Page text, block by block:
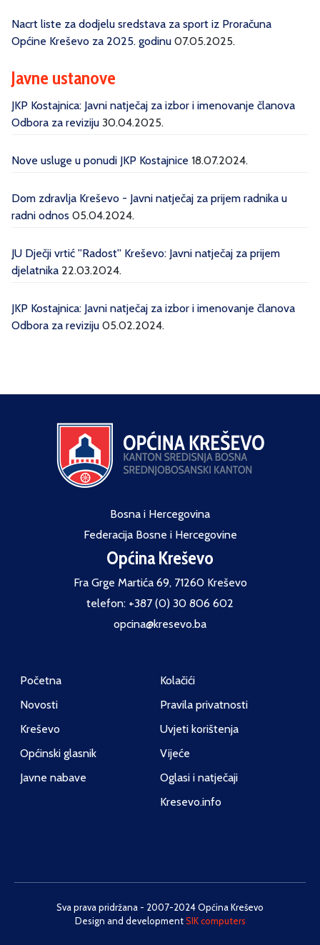
Nacrt liste za dodjelu sredstava za sport iz Proračuna
Općine Kreševo za 2025. godinu 07.05.2025.
Javne ustanove
JKP Kostajnica: Javni natječaj za izbor i imenovanje članova
Odbora za reviziju 30.04.2025.
Nove usluge u ponudi JKP Kostajnice 18.07.2024.
Dom zdravlja Kreševo - Javni natječaj za prijem radnika u
radni odnos 05.04.2024.
JU Dječji vrtić ''Radost'' Kreševo: Javni natječaj za prijem
djelatnika 22.03.2024.
JKP Kostajnica: Javni natječaj za izbor i imenovanje članova
Odbora za reviziju 05.02.2024.
Bosna i Hercegovina
Federacija Bosne i Hercegovine
Općina Kreševo
Fra Grge Martića 69, 71260 Kreševo
telefon: +387 (0) 30 806 602
opcina@kresevo.ba
Početna
Novosti
Kreševo
Općinski glasnik
Javne nabave
Kolačići
Pravila privatnosti
Uvjeti korištenja
Vijeće
Oglasi i natječaji
Kresevo.info
Sva prava pridržana - 2007-2024 Općina Kreševo
Design and developmentSIK computers